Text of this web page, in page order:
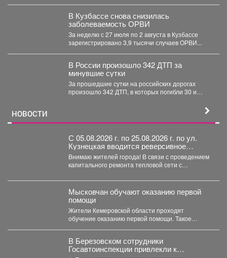
В Кузбассе снова снизилась
заболеваемость ОРВИ
За неделю с 27 июля по 2 августа в Кузбассе
зарегистрировано 3,9 тысячи случаев ОРВИ...
В России произошло 342 ДТП за
минувшие сутки
За прошедшие сутки на российских дорогах
произошло 342 ДТП, в которых погибли 30 и
НОВОСТИ
С 05.08.2026 г. по 25.08.2026 г. по ул.
Кузнецкая вводится реверсивное
движения для автотранспорта
Внимаю жителей города! В связи с проведением
капитального ремонта тепловой сети с
Мысковчан обучают оказанию первой
помощи
Жители Кемеровской области проходят
обучение оказанию первой помощи. Такое
В Березовском сотрудники
Госавтоинспекции привлекли к